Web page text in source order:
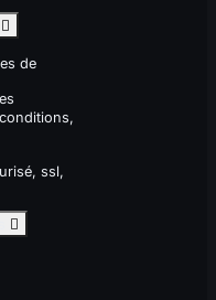

de
conditions,
ssl,
